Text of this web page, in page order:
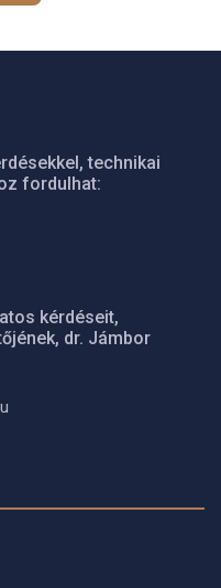
technikai
fordulhat:
kérdéseit,
dr. Jámbor